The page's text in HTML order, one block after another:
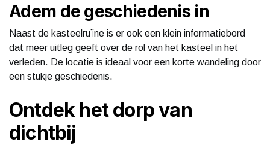
Adem de geschiedenis in
Naast de kasteelruïne is er ook een klein informatiebord
dat meer uitleg geeft over de rol van het kasteel in het
verleden. De locatie is ideaal voor een korte wandeling door
een stukje geschiedenis.
Ontdek het dorp van
dichtbij